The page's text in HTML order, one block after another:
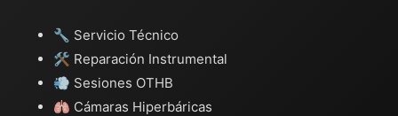
🔧 Servicio Técnico
🛠️ Reparación Instrumental
💨 Sesiones OTHB
🫁 Cámaras Hiperbáricas